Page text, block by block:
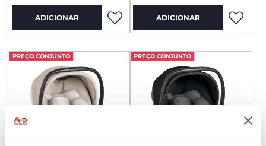
ADICIONAR ADICIONAR
PREÇO CONJUNTO PREÇO CONJUNTO